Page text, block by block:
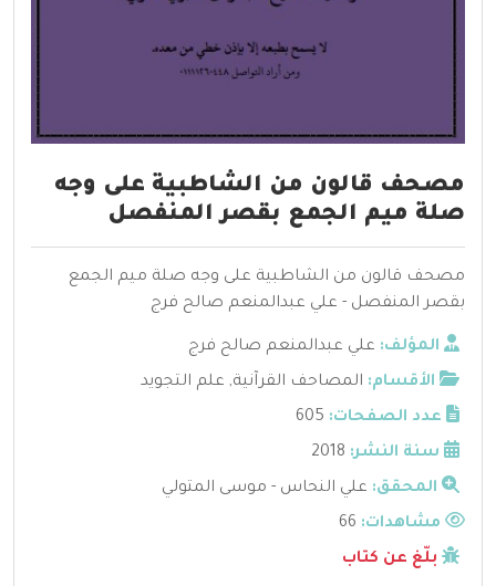
مصحف قالون من الشاطبية على وجه
صلة ميم الجمع بقصر المنفصل
مصحف قالون من الشاطبية على وجه صلة ميم الجمع
بقصر المنفصل - علي عبدالمنعم صالح فرج
المؤلف: علي عبدالمنعم صالح فرج
الأقسام: المصاحف القرآنية, علم التجويد
عدد الصفحات: 605
سنة النشر: 2018
المحقق: علي النحاس - موسى المتولي
مشاهدات:
بلّغ عن كتاب